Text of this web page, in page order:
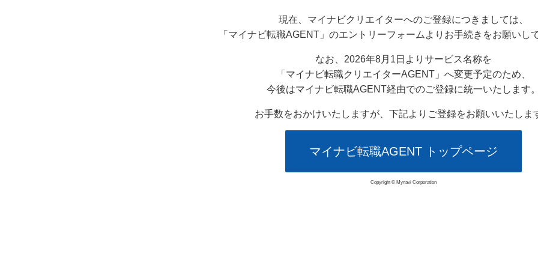
現在、マイナビクリエイターへのご登録につきましては、
「マイナビ転職AGENT」のエントリーフォームよりお手続きをお願いし
なお、2026年8月1日よりサービス名称を
「マイナビ転職クリエイターAGENT」へ変更予定のため、
今後はマイナビ転職AGENT経由でのご登録に統一いたします。
お手数をおかけいたしますが、下記よりご登録をお願いいたしま
マイナビ転職AGENT トップページ
Copyright © Mynavi Corporation